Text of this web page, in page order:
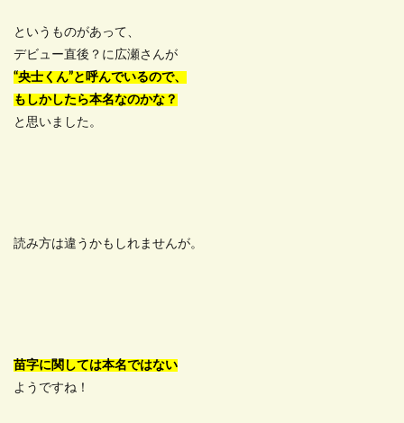
というものがあって、
デビュー直後？に広瀬さんが
“央士くん”と呼んでいるので、
もしかしたら本名なのかな？
と思いました。
読み方は違うかもしれませんが。
苗字に関しては本名ではない
ようですね！